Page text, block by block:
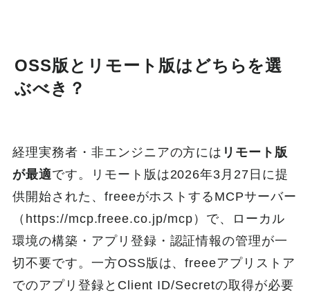
OSS版とリモート版はどちらを選
ぶべき？
経理実務者・非エンジニアの方には リモート版
が最適です。リモート版は2026年3月27日に提
供開始された、freeeがホストするMCPサーバー
（https://mcp.freee.co.jp/mcp）で、ローカル
環境の構築・アプリ登録・認証情報の管理が一
切不要です。一方OSS版は、freeeアプリストア
でのアプリ登録とClient ID/Secretの取得が必要